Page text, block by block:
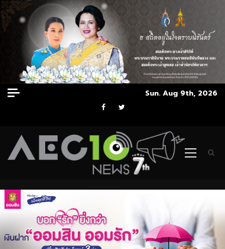
Skip
to
Sun. Aug 9th, 2026
Facebook
Twitter
Primary